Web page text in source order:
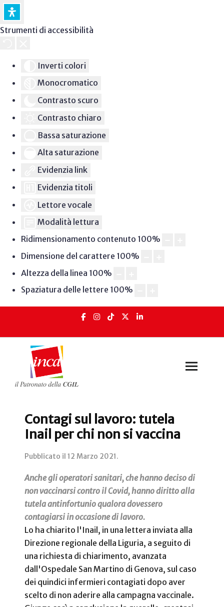
Strumenti di accessibilità
Inverti colori
Monocromatico
Contrasto scuro
Contrasto chiaro
Bassa saturazione
Alta saturazione
Evidenzia link
Evidenzia titoli
Lettore vocale
Modalità lettura
Ridimensionamento contenuto 100%
Dimensione del carattere 100%
Altezza della linea 100%
Spaziatura delle lettere 100%
Contagi sul lavoro: tutela
Inail per chi non si vaccina
Pubblicato il 12 Marzo 2021.
Anche gli operatori sanitari, che hanno deciso di
non vaccinarsi contro il Covid, hanno diritto alla
tutela antinfortunio qualora dovessero
contagiarsi in occasione di lavoro.
Lo ha chiarito l'Inail, in una lettera inviata alla
Direzione regionale della Liguria, a seguito di
una richiesta di chiarimento, avanzata
dall'Ospedale San Martino di Genova, sul caso
dei quindici infermieri contagiati dopo aver
scelto di non aderire alla campagna vaccinale.